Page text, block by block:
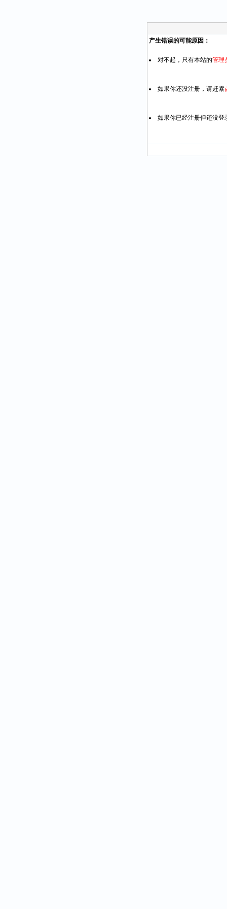
产生错误的可能原因：
对不起，只有本站的管理
如果你还没注册，请赶紧
如果你已经注册但还没登